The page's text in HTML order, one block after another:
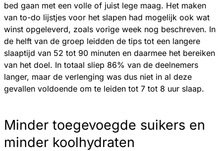
bed gaan met een volle of juist lege maag. Het maken
van to-do lijstjes voor het slapen had mogelijk ook wat
winst opgeleverd, zoals vorige week nog beschreven. In
de helft van de groep leidden de tips tot een langere
slaaptijd van 52 tot 90 minuten en daarmee het bereiken
van het doel. In totaal sliep 86% van de deelnemers
langer, maar de verlenging was dus niet in al deze
gevallen voldoende om te leiden tot 7 tot 8 uur slaap.
Minder toegevoegde suikers en
minder koolhydraten